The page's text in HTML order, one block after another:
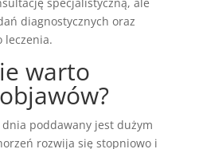
diagnostycznych oraz
leczenia.
warto
poddawany jest dużym
rozwija się stopniowo i